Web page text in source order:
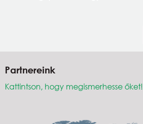
Partnereink
Kattintson, hogy megismerhesse őket!